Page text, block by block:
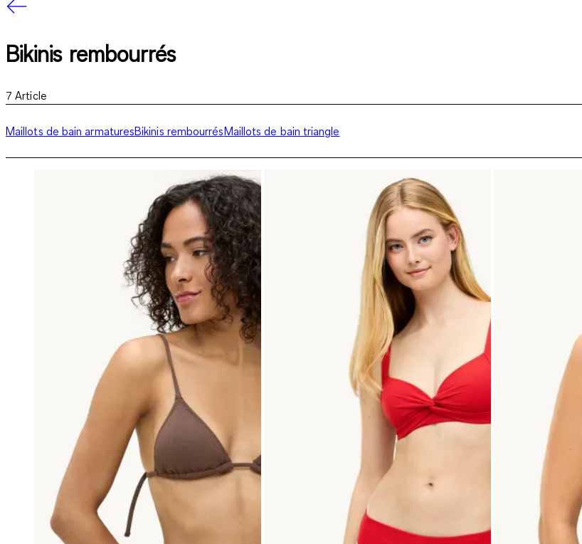
Bikinis rembourrés
7 Article
Maillots de bain armaturesBikinis rembourrésMaillots de bain triangle